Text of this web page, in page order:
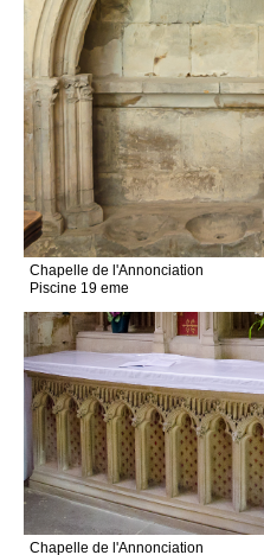
Chapelle de l'Annonciation
Piscine 19 eme
Chapelle de l'Annonciation